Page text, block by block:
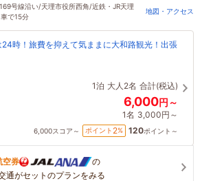
号線沿い/天理市役所西角/近鉄・JR天理
で15分
地図・アクセス
24時！旅費を抑えて気ままに大和路観光！出張
1泊 大人2名 合計(税込)
6,000円～
1名 3,000円～
6,000スコア～ ポイント 2% 120ポイント～
空券
の
通がセットのプランをみる